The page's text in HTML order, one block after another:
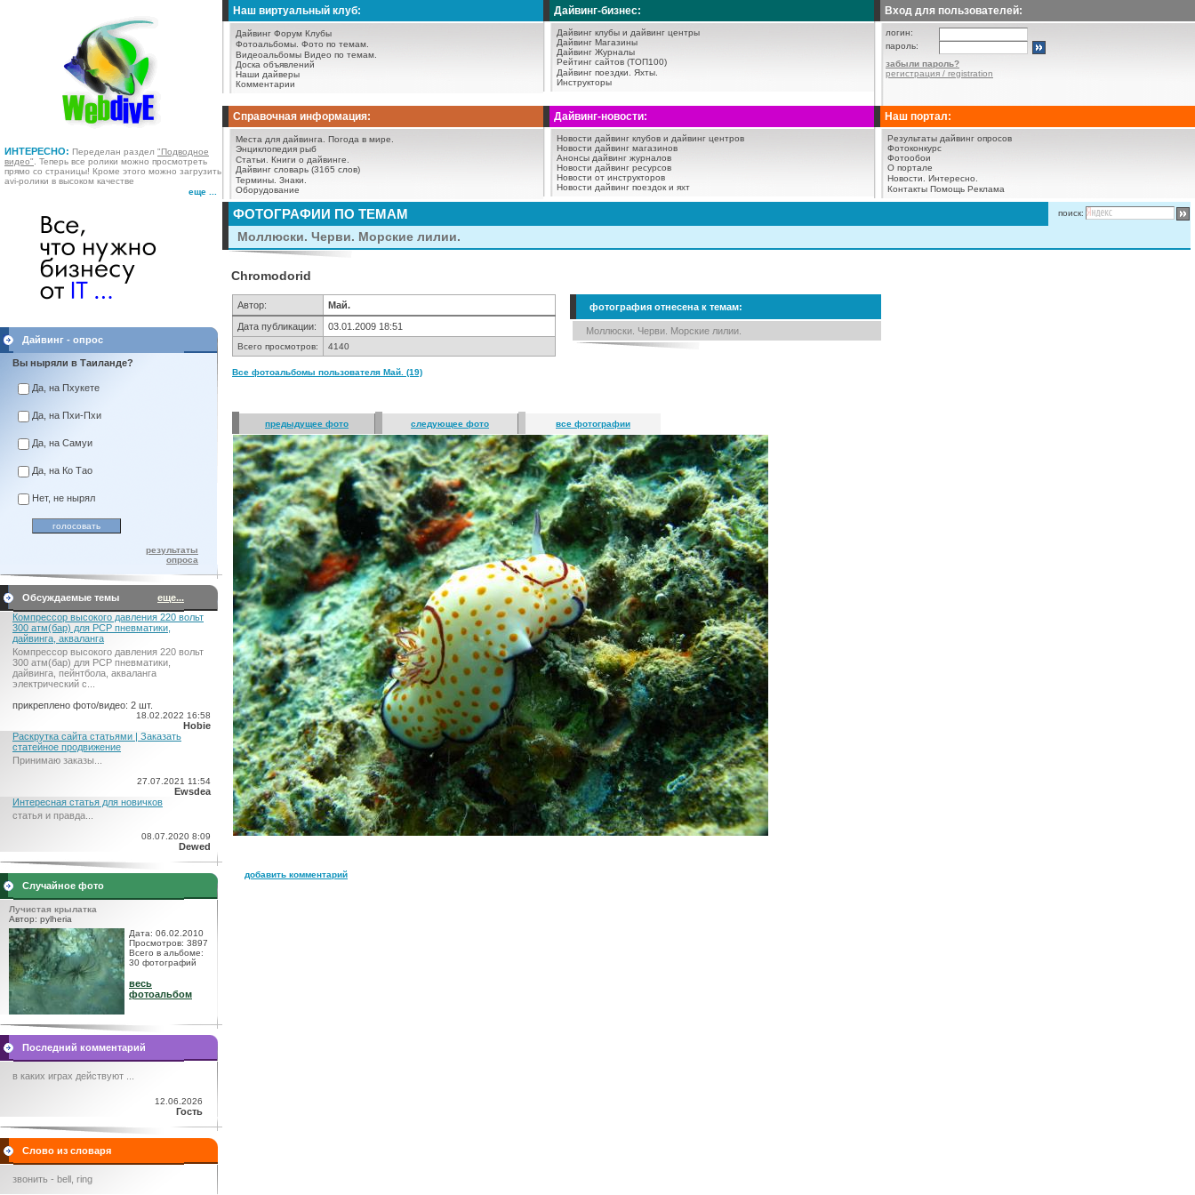
ИНТЕРЕСНО: Переделан раздел "Подводное
видео" . Теперь все ролики можно просмотреть
прямо со страницы! Кроме этого можно загрузить
avi-ролики в высоком качестве
еще ...
Наш виртуальный клуб:
Дайвинг Форум Клубы
Фотоальбомы. Фото по темам.
Видеоальбомы Видео по темам.
Доска объявлений
Наши дайверы
Комментарии
Дайвинг-бизнес:
Дайвинг клубы и дайвинг центры
Дайвинг Магазины
Дайвинг Журналы
Рейтинг сайтов (ТОП100)
Дайвинг поездки.
Яхты.
Инструкторы
Вход для пользователей:
логин:
пароль:
забыли пароль?
регистрация / registration
Справочная информация:
Места для дайвинга.
Погода в мире.
Энциклопедия рыб
Статьи.
Книги о дайвинге.
Дайвинг словарь (3165 слов)
Термины. Знаки.
Оборудование
Дайвинг-новости:
Новости дайвинг клубов и дайвинг центров
Новости дайвинг магазинов
Анонсы дайвинг журналов
Новости дайвинг ресурсов
Новости от инструкторов
Новости дайвинг поездок и яхт
Наш портал:
Результаты дайвинг опросов
Фотоконкурс
Фотообои
О портале
Новости.
Интересно.
Контакты Помощь Реклама
Дайвинг - опрос
Вы ныряли в Таиланде?
Да, на Пхукете
Да, на Пхи-Пхи
Да, на Самуи
Да, на Ко Тао
Нет, не нырял
результаты
опроса
Обсуждаемые темы
еще...
Компрессор высокого давления 220 вольт
300 атм(бар) для PCP пневматики,
дайвинга, акваланга
Компрессор высокого давления 220 вольт
300 атм(бар) для PCP пневматики,
дайвинга, пейнтбола, акваланга
электрический c...
прикреплено фото/видео: 2 шт.
18.02.2022 16:58
Hobie
Раскрутка сайта статьями | Заказать
статейное продвижение
Принимаю заказы...
27.07.2021 11:54
Ewsdea
Интересная статья для новичков
статья и правда...
08.07.2020 8:09
Dewed
Случайное фото
Лучистая крылатка
Автор: pylheria
Дата: 06.02.2010
Просмотров: 3897
Всего в альбоме:
30 фотографий
весь
фотоальбом
Последний комментарий
в каких играх действуют ...
12.06.2026
Гость
Слово из словаря
звонить - bell, ring
ФОТОГРАФИИ ПО ТЕМАМ поиск:
Моллюски. Черви. Морские лилии.
Chromodorid
Автор:
Май.
Дата публикации:
03.01.2009 18:51
Всего просмотров: 4140
Все фотоальбомы пользователя Май. (19)
фотография отнесена к темам:
Моллюски. Черви. Морские лилии.
предыдущее фото следующее фото все фотографии
добавить комментарий